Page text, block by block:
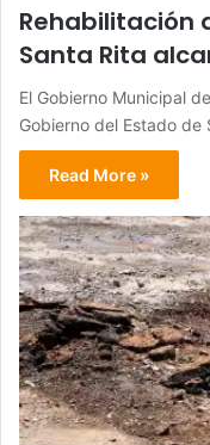
Rehabilitación
Santa Rita
El Gobierno Municipal
Gobierno del Estado de
Read More »